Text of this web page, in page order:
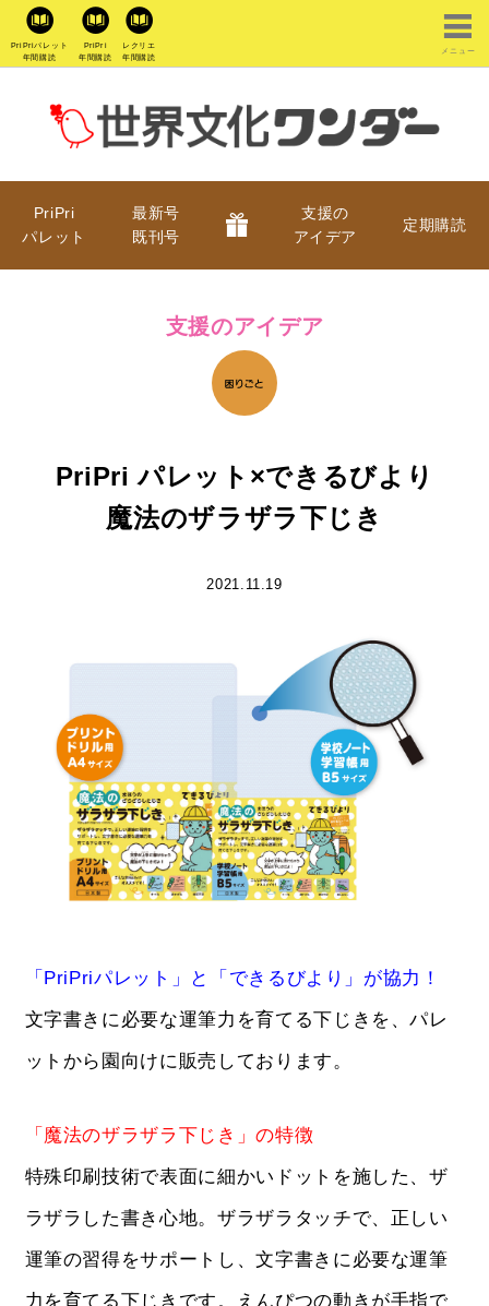
PriPriパレット
年間購読
PriPri
年間購読
レクリエ
年間購読
メニュー
PriPri
パレット
最新号
既刊号
支援の
アイデア
定期購読
支援のアイデア
PriPri パレット×できるびより
魔法のザラザラ下じき
2021.11.19
「PriPriパレット」と「できるびより」が協力！
文字書きに必要な運筆力を育てる下じきを、パレ
ットから園向けに販売しております。
「魔法のザラザラ下じき」の特徴
特殊印刷技術で表面に細かいドットを施した、ザ
ラザラした書き心地。ザラザラタッチで、正しい
運筆の習得をサポートし、文字書きに必要な運筆
力を育てる下じきです。えんぴつの動きが手指で